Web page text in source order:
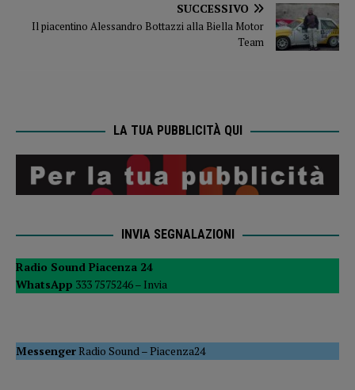
SUCCESSIVO
Il piacentino Alessandro Bottazzi alla Biella Motor
Team
LA TUA PUBBLICITÀ QUI
INVIA SEGNALAZIONI
Radio Sound Piacenza 24
WhatsApp 333 7575246 – Invia
MessengerRadio Sound –Piacenza24